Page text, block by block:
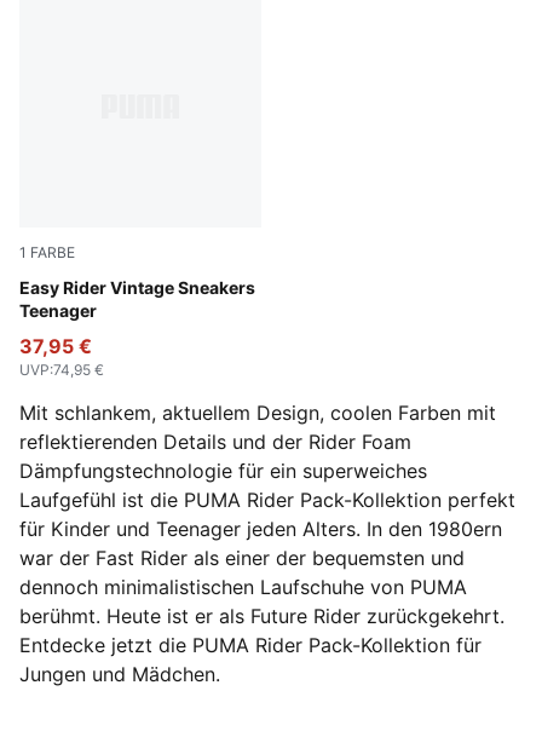
1 FARBE
Easy Rider Vintage Sneakers
Teenager
PUMA Red-PUMA White
37,95 €
UVP:74,95 €
Mit schlankem, aktuellem Design, coolen Farben mit
reflektierenden Details und der Rider Foam
Dämpfungstechnologie für ein superweiches
Laufgefühl ist die PUMA Rider Pack-Kollektion perfekt
für Kinder und Teenager jeden Alters. In den 1980ern
war der Fast Rider als einer der bequemsten und
dennoch minimalistischen Laufschuhe von PUMA
berühmt. Heute ist er als Future Rider zurückgekehrt.
Entdecke jetzt die PUMA Rider Pack-Kollektion für
Jungen und Mädchen.